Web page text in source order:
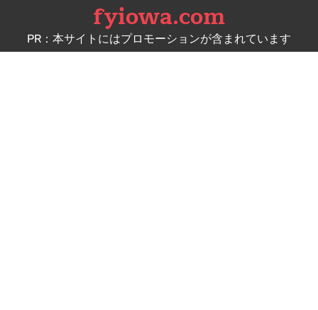
content
fyiowa.com
PR：本サイトにはプロモーションが含まれています